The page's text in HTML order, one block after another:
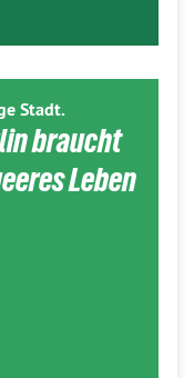
Stadt.
braucht
Leben